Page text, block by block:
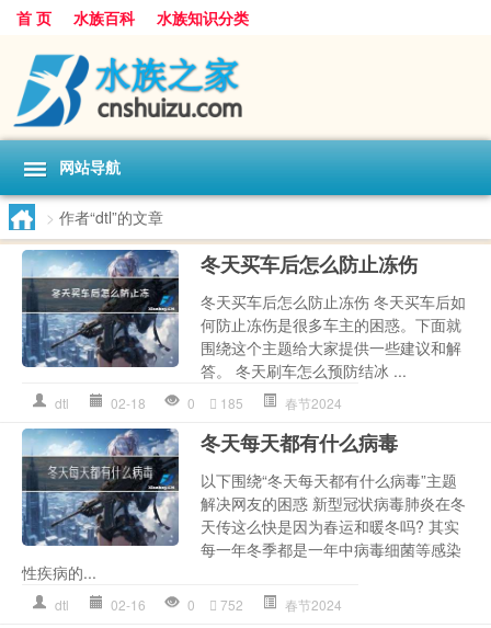
首 页 水族百科 水族知识分类
网站导航
> 作者“dtl”的文章
冬天买车后怎么防止冻伤
冬天买车后怎么防止冻伤 冬天买车后如
何防止冻伤是很多车主的困惑。下面就
围绕这个主题给大家提供一些建议和解
答。 冬天刷车怎么预防结冰 ...
dtl 02-18 0 185 春节2024
冬天每天都有什么病毒
以下围绕“冬天每天都有什么病毒”主题
解决网友的困惑 新型冠状病毒肺炎在冬
天传这么快是因为春运和暖冬吗? 其实
每一年冬季都是一年中病毒细菌等感染
性疾病的...
dtl 02-16 0 752 春节2024